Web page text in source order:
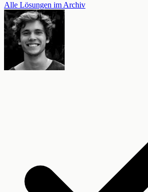
Alle Lösungen im Archiv